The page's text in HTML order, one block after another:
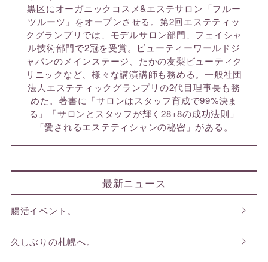
黒区にオーガニックコスメ&エステサロン「フルー
ツルーツ」をオープンさせる。第2回エステティッ
クグランプリでは、モデルサロン部門、フェイシャ
ル技術部門で2冠を受賞。ビューティーワールドジ
ャパンのメインステージ、たかの友梨ビューティク
リニックなど、様々な講演講師も務める。一般社団
法人エステティックグランプリの2代目理事長も務
めた。著書に「サロンはスタッフ育成で99%決ま
る」「サロンとスタッフが輝く28+8の成功法則」
「愛されるエステティシャンの秘密」がある。
最新ニュース
腸活イベント。
久しぶりの札幌へ。